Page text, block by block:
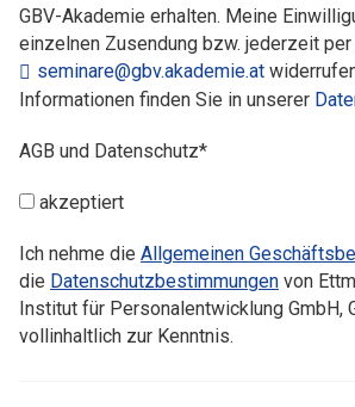
GBV-Akademie erhalten. Meine
einzelnen Zusendung bzw. jederzeit
seminare@gbv.akademie.at
Informationen finden Sie in unserer
AGB und Datenschutz*
akzeptiert
Ich nehme die Allgemeinen
die Datenschutzbestimmungen von
Institut für Personalentwicklung GmbH,
vollinhaltlich zur Kenntnis.